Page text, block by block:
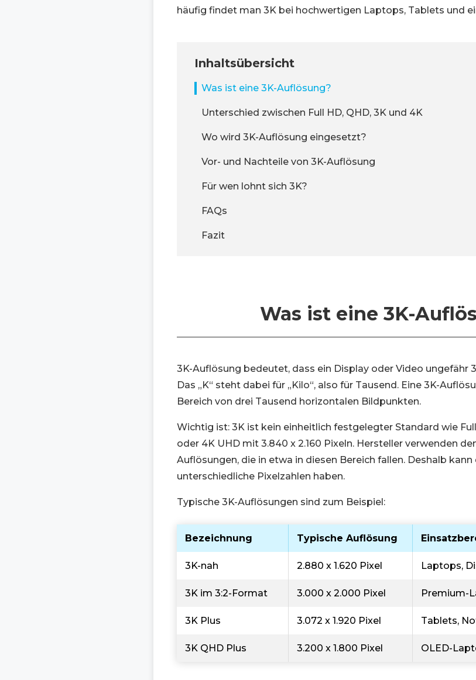
häufig findet man 3K bei hochwertigen Laptops, Tablets und
Inhaltsübersicht
Was ist eine 3K-Auflösung?
Unterschied zwischen Full HD, QHD, 3K und 4K
Wo wird 3K-Auflösung eingesetzt?
Vor- und Nachteile von 3K-Auflösung
Für wen lohnt sich 3K?
FAQs
Fazit
Was ist eine 3K-
3K-Auflösung bedeutet, dass ein Display oder Video ungefähr
Das „K“ steht dabei für „Kilo“, also für Tausend. Eine 3K-
Bereich von drei Tausend horizontalen Bildpunkten.
Wichtig ist: 3K ist kein einheitlich festgelegter Standard wie Full
oder 4K UHD mit 3.840 x 2.160 Pixeln. Hersteller verwenden
Auflösungen, die in etwa in diesen Bereich fallen. Deshalb kann
unterschiedliche Pixelzahlen haben.
Typische 3K-Auflösungen sind zum Beispiel:
Bezeichnung Typische Auflösung
3K-nah 2.880 x 1.620 Pixel Laptops,
3K im 3:2-Format 3.000 x 2.000 Pixel Premium-
3K Plus 3.072 x 1.920 Pixel Tablets,
3K QHD Plus 3.200 x 1.800 Pixel OLED-